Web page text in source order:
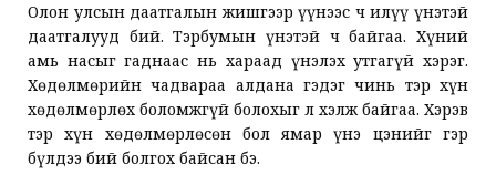
Олон улсын даатгалын жишгээр үүнээс ч илүү үнэтэй
даатгалууд бий. Тэрбумын үнэтэй ч байгаа. Хүний
амь насыг гаднаас нь хараад үнэлэх утгагүй хэрэг.
Хөдөлмөрийн чадвараа алдана гэдэг чинь тэр хүн
хөдөлмөрлөх боломжгүй болохыг л хэлж байгаа. Хэрэв
тэр хүн хөдөлмөрлөсөн бол ямар үнэ цэнийг гэр
бүлдээ бий болгох байсан бэ.